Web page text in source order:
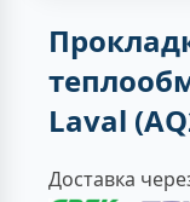
Laval
Доставка